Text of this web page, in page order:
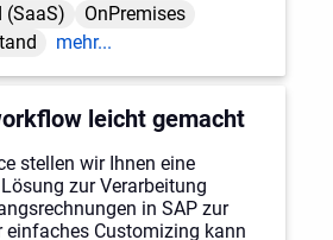
(SaaS)
OnPremises
mehr...
leicht gemacht
stellen wir Ihnen eine
zur Verarbeitung
in SAP zur
einfaches Customizing kann